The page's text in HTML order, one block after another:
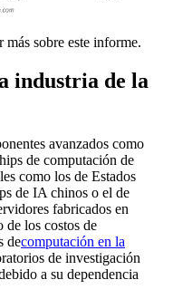
más sobre este informe.
industria de la
avanzados como
de computación de
como los de Estados
de IA chinos o el de
fabricados en
de los costos de
decomputación en la
de investigación
a su dependencia